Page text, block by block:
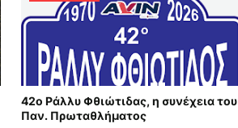
42ο Ράλλυ Φθιώτιδας, η συνέχεια του
Παν. Πρωταθλήματος